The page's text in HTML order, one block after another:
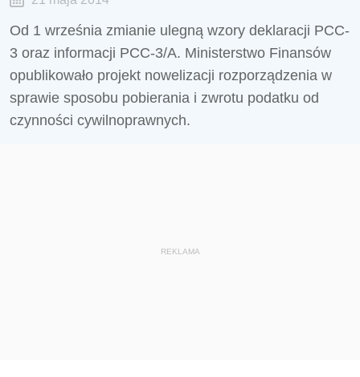
Od 1 września zmianie ulegną wzory deklaracji PCC-
3 oraz informacji PCC-3/A. Ministerstwo Finansów
opublikowało projekt nowelizacji rozporządzenia w
sprawie sposobu pobierania i zwrotu podatku od
czynności cywilnoprawnych.
REKLAMA